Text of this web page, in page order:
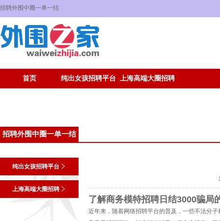
招聘外围中圈一单一结
首页 纯出女孩招聘平台 上海高端大圈招聘
招聘外围中圈一单一结
纯出女孩招聘平台
上海高端大圈招聘
了解商务模特招聘日结3000骗局
近年来，随着网络招聘平台的普及，一些不法分